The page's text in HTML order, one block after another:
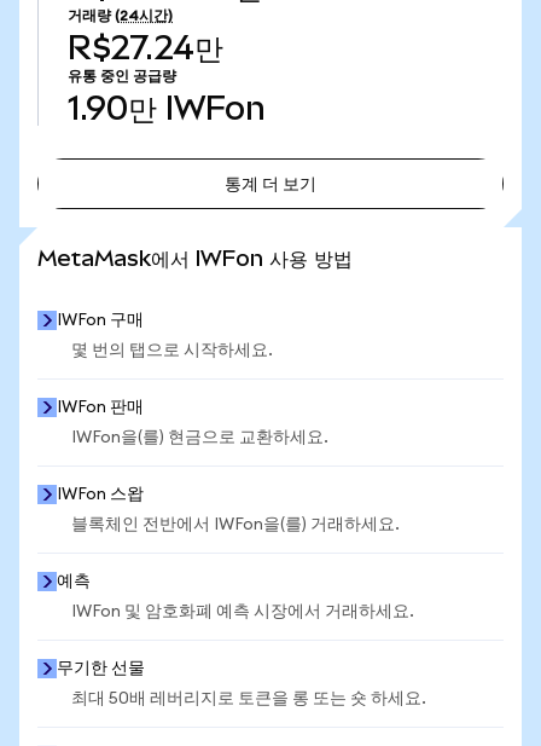
거래량 (24시간)
R$27.24만
유통 중인 공급량
1.90만 IWFon
통계 더 보기
MetaMask에서 IWFon 사용 방법
IWFon 구매
몇 번의 탭으로 시작하세요.
IWFon 판매
IWFon을(를) 현금으로 교환하세요.
IWFon 스왑
블록체인 전반에서 IWFon을(를) 거래하세요.
예측
IWFon 및 암호화폐 예측 시장에서 거래하세요.
무기한 선물
최대 50배 레버리지로 토큰을 롱 또는 숏 하세요.